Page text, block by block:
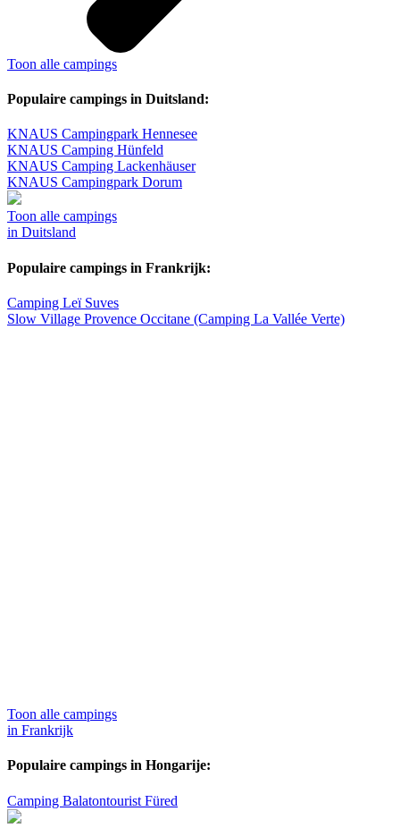
Toon alle campings
Populaire campings in Duitsland:
KNAUS Campingpark Hennesee
KNAUS Camping Hünfeld
KNAUS Camping Lackenhäuser
KNAUS Campingpark Dorum
Toon alle campings
in Duitsland
Populaire campings in Frankrijk:
Camping Leï Suves
Slow Village Provence Occitane (Camping La Vallée Verte)
Toon alle campings
in Frankrijk
Populaire campings in Hongarije:
Camping Balatontourist Füred